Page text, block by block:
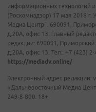
информационных технологий
(Роскомнадзор) 17 мая 2018
Медиа Центр". 690091,
д.20А, офис 13. Главный
редакции: 690091, Приморский
д.20А, офис 13. Тел.: +7 (423) 2-
https://mediadv.online/
Электронный адрес редакции:
«Дальневосточный Медиа
249-8-800. 18+